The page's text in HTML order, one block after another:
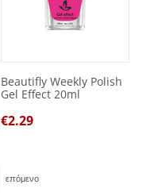
Beautifly Weekly Polish
Gel Effect 20ml
€2.29
επόμενο